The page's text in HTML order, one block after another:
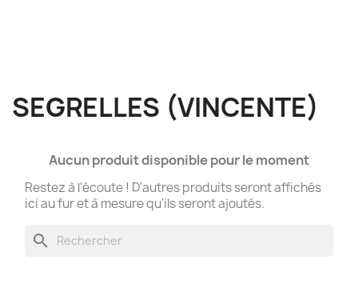
SEGRELLES (VINCENTE)
Aucun produit disponible pour le moment
Restez à l'écoute ! D'autres produits seront affichés
ici au fur et à mesure qu'ils seront ajoutés.
search